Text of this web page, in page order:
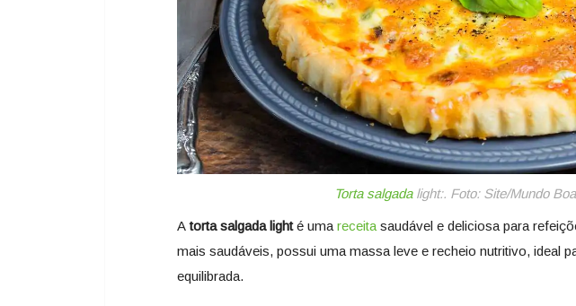
Torta salgadalight:. Foto: Site/Mundo
Atorta salgada lighté uma receita saudável e deliciosa para
mais saudáveis, possui uma massa leve e recheio nutritivo, ideal
equilibrada.